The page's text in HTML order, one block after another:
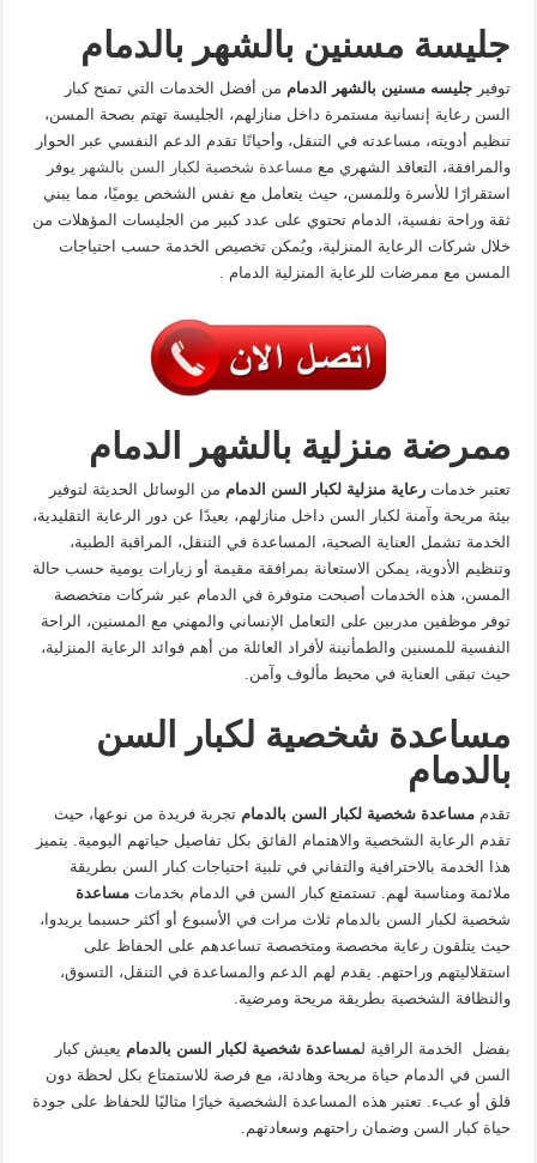
جليسة مسنين بالشهر بالدمام
توفيرجليسه مسنين بالشهر الدمام من أفضل الخدمات التي تمنح كبار
السن رعاية إنسانية مستمرة داخل منازلهم، الجليسة تهتم بصحة المسن،
تنظيم أدويته، مساعدته في التنقل، وأحيانًا تقدم الدعم النفسي عبر الحوار
والمرافقة، التعاقد الشهري مع مساعدة شخصية لكبار السن بالشهر يوفر
استقرارًا للأسرة وللمسن، حيث يتعامل مع نفس الشخص يوميًا، مما يبني
ثقة وراحة نفسية، الدمام تحتوي على عدد كبير من الجليسات المؤهلات من
خلال شركات الرعاية المنزلية، ويُمكن تخصيص الخدمة حسب احتياجات
المسن مع ممرضات للرعاية المنزلية الدمام .
ممرضة منزلية بالشهر الدمام
تعتبر خدماترعاية منزلية لكبار السن الدمام من الوسائل الحديثة لتوفير
بيئة مريحة وآمنة لكبار السن داخل منازلهم، بعيدًا عن دور الرعاية التقليدية،
الخدمة تشمل العناية الصحية، المساعدة في التنقل، المراقبة الطبية،
وتنظيم الأدوية، يمكن الاستعانة بمرافقة مقيمة أو زيارات يومية حسب حالة
المسن، هذه الخدمات أصبحت متوفرة في الدمام عبر شركات متخصصة
توفر موظفين مدربين على التعامل الإنساني والمهني مع المسنين، الراحة
النفسية للمسنين والطمأنينة لأفراد العائلة من أهم فوائد الرعاية المنزلية،
حيث تبقى العناية في محيط مألوف وآمن.
مساعدة شخصية لكبار السن
بالدمام
تقدممساعدة شخصية لكبار السن بالدمام تجربة فريدة من نوعها، حيث
تقدم الرعاية الشخصية والاهتمام الفائق بكل تفاصيل حياتهم اليومية. يتميز
هذا الخدمة بالاحترافية والتفاني في تلبية احتياجات كبار السن بطريقة
ملائمة ومناسبة لهم. تستمتع كبار السن في الدمام بخدماتمساعدة
شخصية لكبار السن بالدمام ثلاث مرات في الأسبوع أو أكثر حسبما يريدوا،
حيث يتلقون رعاية مخصصة ومتخصصة تساعدهم على الحفاظ على
استقلاليتهم وراحتهم. يقدم لهم الدعم والمساعدة في التنقل، التسوق،
والنظافة الشخصية بطريقة مريحة ومرضية.
بفضل الخدمة الراقية لمساعدة شخصية لكبار السن بالدمام يعيش كبار
السن في الدمام حياة مريحة وهادئة، مع فرصة للاستمتاع بكل لحظة دون
قلق أو عبء. تعتبر هذه المساعدة الشخصية خيارًا مثاليًا للحفاظ على جودة
حياة كبار السن وضمان راحتهم وسعادتهم.